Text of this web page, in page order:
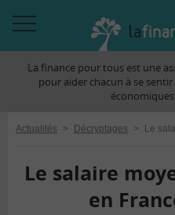
àLa finance pour tous est une
pour aider chacun à se sentir
Actualités > Décryptages >
Le salaire
en